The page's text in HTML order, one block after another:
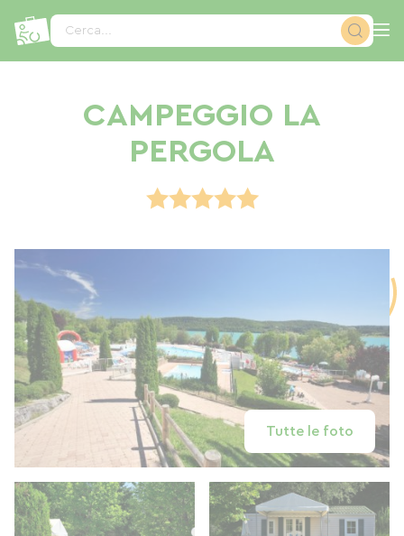
Cerca...
CAMPEGGIO LA
PERGOLA
Tutte le foto
Pannello di gestione dei cookies